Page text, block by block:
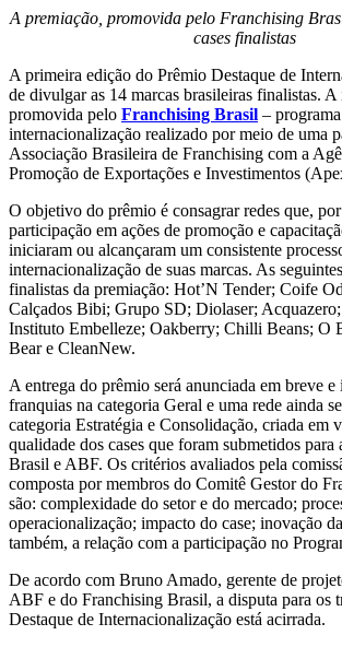
A premiação, promovida pelo Franchising
cases finalistas
A primeira edição do Prêmio Destaque de
de divulgar as 14 marcas brasileiras finalistas.
promovida pelo Franchising Brasil –
internacionalização realizado por meio de uma
Associação Brasileira de Franchising com a
Promoção de Exportações e Investimentos
O objetivo do prêmio é consagrar redes que,
participação em ações de promoção e
iniciaram ou alcançaram um consistente
internacionalização de suas marcas. As
finalistas da premiação: Hot’N Tender; Coife
Calçados Bibi; Grupo SD; Diolaser;
Instituto Embelleze; Oakberry; Chilli Beans; O
Bear e CleanNew.
A entrega do prêmio será anunciada em breve e
franquias na categoria Geral e uma rede ainda
categoria Estratégia e Consolidação, criada em
qualidade dos cases que foram submetidos
Brasil e ABF. Os critérios avaliados pela
composta por membros do Comitê Gestor do
são: complexidade do setor e do mercado;
operacionalização; impacto do case; inovação
também, a relação com a participação no
De acordo com Bruno Amado, gerente de
ABF e do Franchising Brasil, a disputa para os
Destaque de Internacionalização está acirrada.